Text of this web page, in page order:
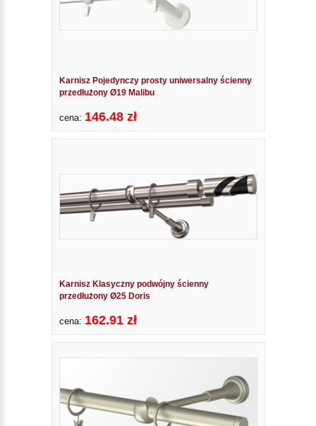
Karnisz Pojedynczy prosty uniwersalny ścienny
przedłużony Ø19 Malibu
cena: 146.48 zł
Karnisz Klasyczny podwójny ścienny
przedłużony Ø25 Doris
cena: 162.91 zł